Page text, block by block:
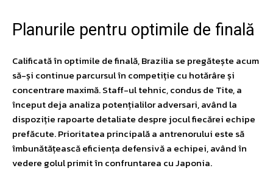
Planurile pentru optimile de finală
Calificată în optimile de finală, Brazilia se pregătește acum
să-și continue parcursul în competiție cu hotărâre și
concentrare maximă. Staff-ul tehnic, condus de Tite, a
început deja analiza potențialilor adversari, având la
dispoziție rapoarte detaliate despre jocul fiecărei echipe
prefăcute. Prioritatea principală a antrenorului este să
îmbunătățească eficiența defensivă a echipei, având în
vedere golul primit în confruntarea cu Japonia.